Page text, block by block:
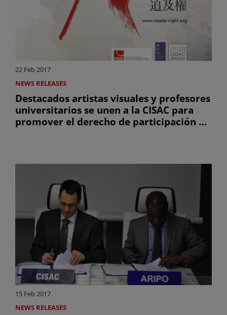
22 Feb 2017
NEWS RELEASES
Destacados artistas visuales y profesores
universitarios se unen a la CISAC para
promover el derecho de participación en
15 Feb 2017
NEWS RELEASES